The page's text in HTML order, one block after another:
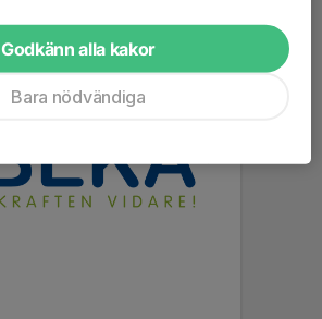
Godkänn alla kakor
Bara nödvändiga